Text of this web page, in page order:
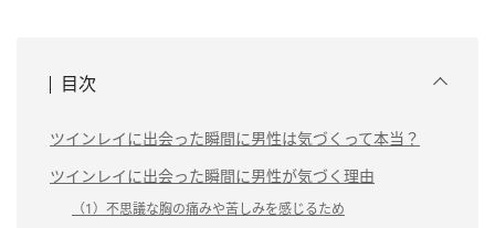
目次
ツインレイに出会った瞬間に男性は気づくって本当？
ツインレイに出会った瞬間に男性が気づく理由
（1）不思議な胸の痛みや苦しみを感じるため